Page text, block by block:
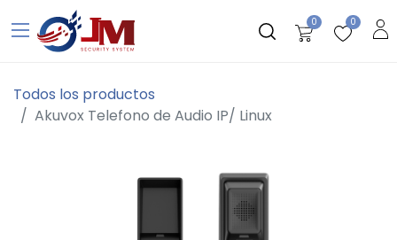
0 0
Todos los productos
Akuvox Telefono de Audio IP/ Linux